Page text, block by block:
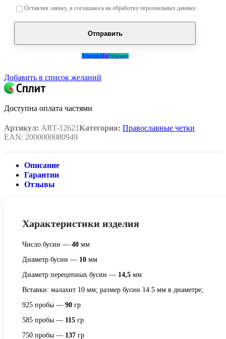
Оставьте это поле пустым.
Оставляя заявку, я соглашаюсь на обработку персональных данных
TelegramMaxWhatsapp
Добавить в список желаний
Доступна оплата частями
Артикул: ART-12621Категория: Православные четки
EAN: 2000000080949
Описание
Гарантии
Отзывы
Характеристики изделия
Число бусин — 40 мм
Диаметр бусин — 10 мм
Диаметр перецепных бусин — 14,5 мм
Вставки: малахит 10 мм; размер бусин 14.5 мм в диаметре;
925 пробы — 90 гр
585 пробы — 115 гр
750 пробы — 137 гр